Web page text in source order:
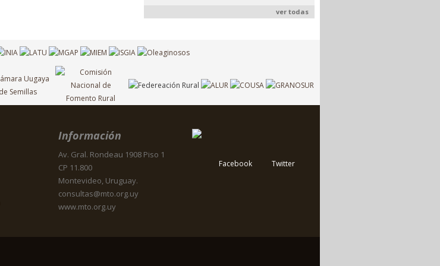
ver todas
Información
Av. Gral. Rondeau 1908 Piso 1
CP 11.800
Montevideo, Uruguay.
consultas@mto.org.uy
www.mto.org.uy
Facebook Twitter